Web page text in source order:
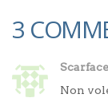
3
Scarface
Non